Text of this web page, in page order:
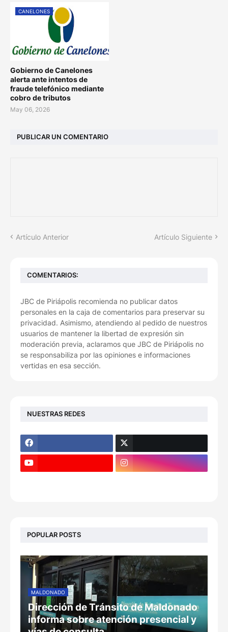
CANELONES
Gobierno de Canelones
alerta ante intentos de
fraude telefónico mediante
cobro de tributos
May 06, 2026
PUBLICAR UN COMENTARIO
Artículo Anterior Artículo Siguiente
COMENTARIOS:
JBC de Piriápolis recomienda no publicar datos
personales en la caja de comentarios para preservar su
privacidad. Asimismo, atendiendo al pedido de nuestros
usuarios de mantener la libertad de expresión sin
moderación previa, aclaramos que JBC de Piriápolis no
se responsabiliza por las opiniones e informaciones
vertidas en esa sección.
NUESTRAS REDES
POPULAR POSTS
MALDONADO
Dirección de Tránsito de Maldonado
informa sobre atención presencial y